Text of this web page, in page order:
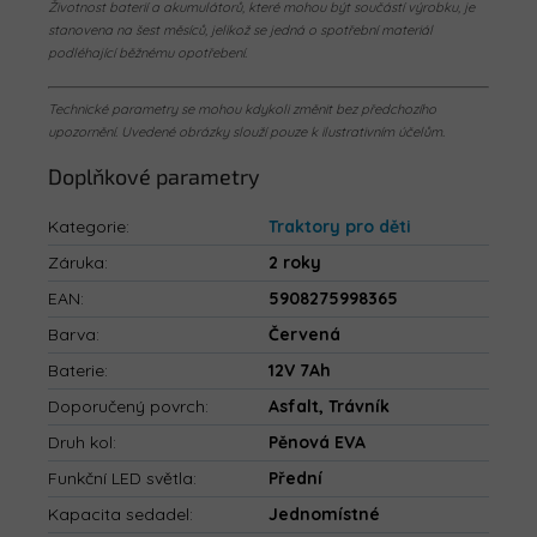
Životnost baterií a akumulátorů, které mohou být součástí výrobku, je
stanovena na šest měsíců, jelikož se jedná o spotřební materiál
podléhající běžnému opotřebení.
Technické parametry se mohou kdykoli změnit bez předchozího
upozornění. Uvedené obrázky slouží pouze k ilustrativním účelům.
Doplňkové parametry
Kategorie:
Traktory pro děti
Záruka:
2 roky
EAN:
5908275998365
Barva:
Červená
Baterie:
12V 7Ah
Doporučený povrch:
Asfalt, Trávník
Druh kol:
Pěnová EVA
Funkční LED světla:
Přední
Kapacita sedadel: Jednomístné